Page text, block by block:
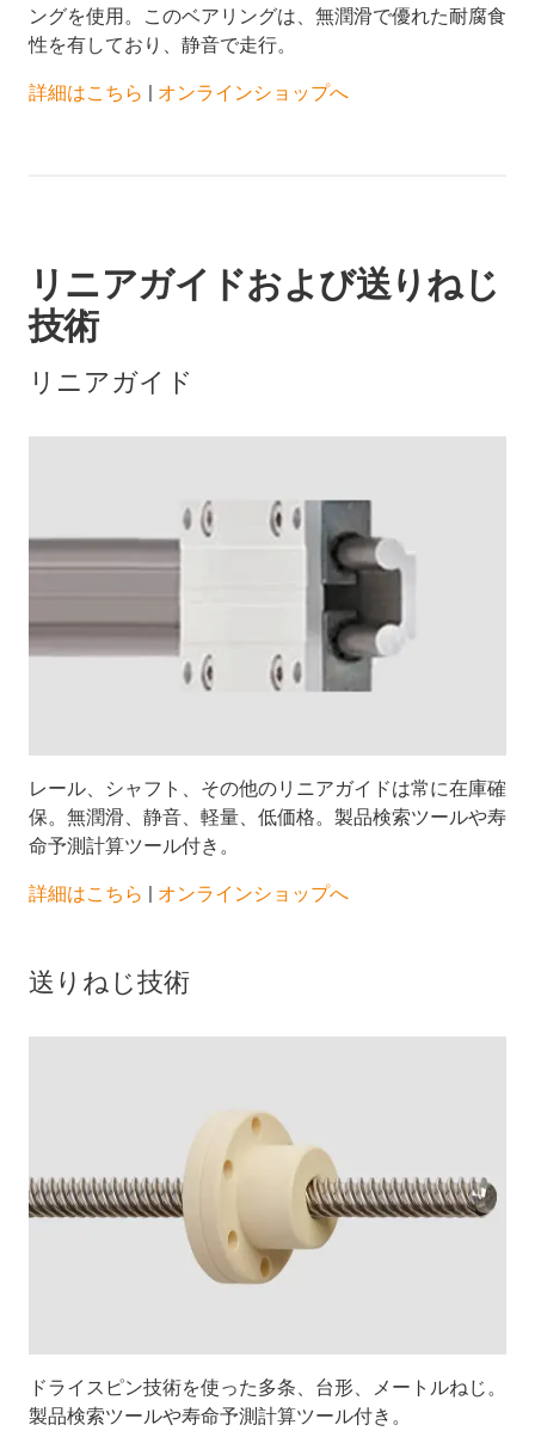
ングを使用。このベアリングは、無潤滑で優れた耐腐食
性を有しており、静音で走行。
詳細はこちら | オンラインショップへ
リニアガイドおよび送りねじ
技術
リニアガイド
レール、シャフト、その他のリニアガイドは常に在庫確
保。無潤滑、静音、軽量、低価格。製品検索ツールや寿
命予測計算ツール付き。
詳細はこちら | オンラインショップへ
送りねじ技術
ドライスピン技術を使った多条、台形、メートルねじ。
製品検索ツールや寿命予測計算ツール付き。